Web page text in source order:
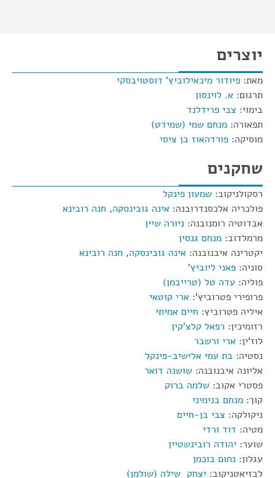
יוצרים
מאת: פיודור מיכאילוביץ' דוסטויבסקי
תרגום: א. לוינסון
בימוי: צבי פרידלנד
תפאורה: מנחם שמי (שמידט)
מוסיקה: פורדהאוז בן ציסי
שחקנים
רסקולניקוב: שמעון פינקל
פולכריה אלכסנדרובנה: אינה גובינסקה, חנה רובינא
אבדוטיה רומנובנה: ניורה שיין
מרמלדוב: מנחם גנסין
יקטרינה איבנובנה: אינה גובינסקה, חנה רובינא
סוניה: פאני ליוביץ'
פוליה: עדה טל (טרייבמן)
פרופירי פטרוביץ': ארי קוטאי
איליה פטרוביץ: חיים אמיתי
רזומיכין: רפאל קלצ'קין
לוז'ין: ארי ורשבר
נסטיה: בת עמי אלישיב-פינקל
אליונה איבנובנה: שושנה דואר
פסטרי אקוב: שלמה ברוק
קוך: מנחם בנימיני
ניקולקה: צבי בן-חיים
מטיה: דוד ורדי
שוער: יהודה רובינשטיין
עגלון: נחום בוכמן
לבזיאטניקוב: יצחק שילה (שולמן)